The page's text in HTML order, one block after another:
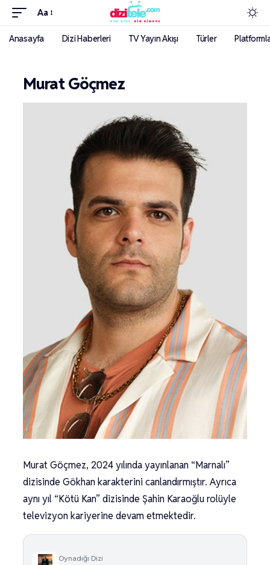
Aa
Anasayfa Dizi Haberleri TV Yayın Akışı Türler
Murat Göçmez
Murat Göçmez, 2024 yılında yayınlanan “Marnalı”
dizisinde Gökhan karakterini canlandırmıştır. Ayrıca
aynı yıl “Kötü Kan” dizisinde Şahin Karaoğlu rolüyle
televizyon kariyerine devam etmektedir.
Oynadığı Dizi